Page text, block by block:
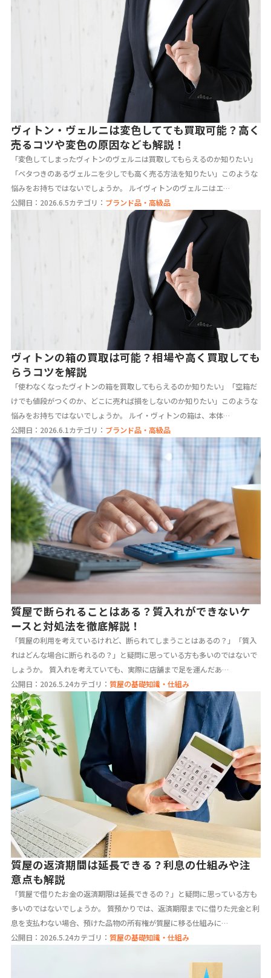
ヴィトン・ヴェルニは変色してても買取可能？高く
売るコツや変色の原因なども解説！
「変色してしまったヴィトンのヴェルニは買取してもらえるのか知りたい」
「ベタつきのあるヴェルニを少しでも高く売る方法を知りたい」このような
悩みをお持ちではないでしょうか。 ルイヴィトンのヴェルニはエ…
公開日：2026.6.5カテゴリ： ブランド品・高級品
ヴィトンの箱の買取は可能？相場や高く買取しても
らうコツを解説
「使わなくなったヴィトンの箱を買取してもらえるのか知りたい」「空箱だ
けでも値段がつくのか、どこに売れば損をしないのか知りたい」このような
悩みをお持ちではないでしょうか。 ルイ・ヴィトンの箱は、本体…
公開日：2026.6.1カテゴリ： ブランド品・高級品
質屋で断られることはある？質入れができないケ
ースと対処法を徹底解説！
「質屋の利用を考えているけれど、断られてしまうことはあるの？」「質入
れはどんな場合に断られるの？」と疑問に思っている方も多いのではないで
しょうか。 質入れを考えていても、実際に店舗まで足を運んだあ…
公開日：2026.5.24カテゴリ： 質屋の基礎知識・仕組み
質屋の返済期間は延長できる？利息の仕組みや注
意点も解説
「質屋で借りたお金の返済期限は延長できるの？」と疑問に思っている方も
多いのではないでしょうか。 質預かりでは、返済期限までに借りた元金と利
息を支払わない場合、預けた品物の所有権が質屋に移る仕組みに…
公開日：2026.5.24カテゴリ： 質屋の基礎知識・仕組み